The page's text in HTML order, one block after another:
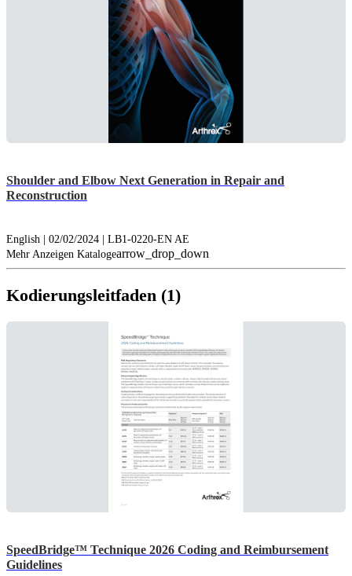
Shoulder and Elbow Next Generation in Repair and
Reconstruction
English | 02/02/2024 | LB1-0220-EN AE
Mehr Anzeigen Katalogearrow_drop_down
Kodierungsleitfaden (1)
SpeedBridge™ Technique 2026 Coding and Reimbursement
Guidelines